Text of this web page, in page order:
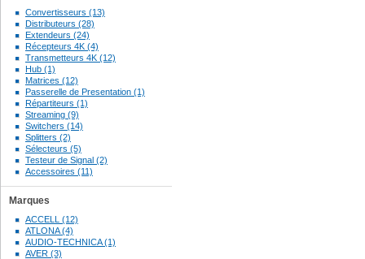
Convertisseurs (13)
Distributeurs (28)
Extendeurs (24)
Récepteurs 4K (4)
Transmetteurs 4K (12)
Hub (1)
Matrices (12)
Passerelle de Presentation (1)
Répartiteurs (1)
Streaming (9)
Switchers (14)
Splitters (2)
Sélecteurs (5)
Testeur de Signal (2)
Accessoires (11)
Marques
ACCELL (12)
ATLONA (4)
AUDIO-TECHNICA (1)
AVER (3)